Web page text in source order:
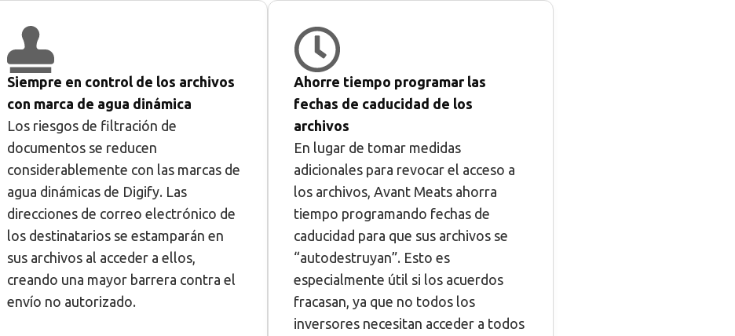
Siempre en control de los archivos
con marca de agua dinámica
Los riesgos de filtración de
documentos se reducen
considerablemente con las marcas de
agua dinámicas de Digify. Las
direcciones de correo electrónico de
los destinatarios se estamparán en
sus archivos al acceder a ellos,
creando una mayor barrera contra el
envío no autorizado.
Ahorre tiempo programar las
fechas de caducidad de los
archivos
En lugar de tomar medidas
adicionales para revocar el acceso a
los archivos, Avant Meats ahorra
tiempo programando fechas de
caducidad para que sus archivos se
“autodestruyan”. Esto es
especialmente útil si los acuerdos
fracasan, ya que no todos los
inversores necesitan acceder a todos